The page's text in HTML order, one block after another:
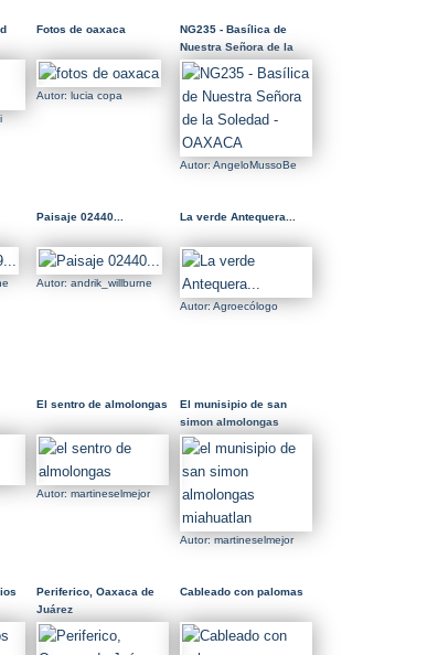
Fotos de oaxaca
Autor: lucia copa
NG235 - Basílica de
Nuestra Señora de la
Soledad - OAXACA
Autor: AngeloMussoBe
Paisaje 02440...
Autor: andrik_willburne
La verde Antequera...
Autor: Agroecólogo
El sentro de almolongas
Autor: martineselmejor
El munisipio de san
simon almolongas
miahuatlan
Autor: martineselmejor
Periferico, Oaxaca de
Juárez
Cableado con palomas